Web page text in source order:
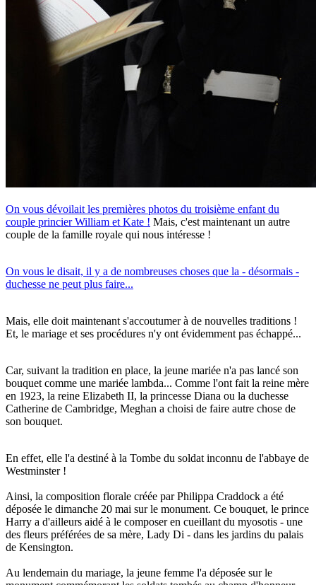
On vous dévoilait les premières photos du troisième enfant du
couple princier William et Kate ! Mais, c'est maintenant un autre
couple de la famille royale qui nous intéresse !
On vous le disait, il y a de nombreuses choses que la - désormais -
duchesse ne peut plus faire...
Mais, elle doit maintenant s'accoutumer à de nouvelles traditions !
Et, le mariage et ses procédures n'y ont évidemment pas échappé...
Car, suivant la tradition en place, la jeune mariée n'a pas lancé son
bouquet comme une mariée lambda... Comme l'ont fait la reine mère
en 1923, la reine Elizabeth II, la princesse Diana ou la duchesse
Catherine de Cambridge, Meghan a choisi de faire autre chose de
son bouquet.
En effet, elle l'a destiné à la Tombe du soldat inconnu de l'abbaye de
Westminster !
Ainsi, la composition florale créée par Philippa Craddock a été
déposée le dimanche 20 mai sur le monument. Ce bouquet, le prince
Harry a d'ailleurs aidé à le composer en cueillant du myosotis - une
des fleurs préférées de sa mère, Lady Di - dans les jardins du palais
de Kensington.
Au lendemain du mariage, la jeune femme l'a déposée sur le